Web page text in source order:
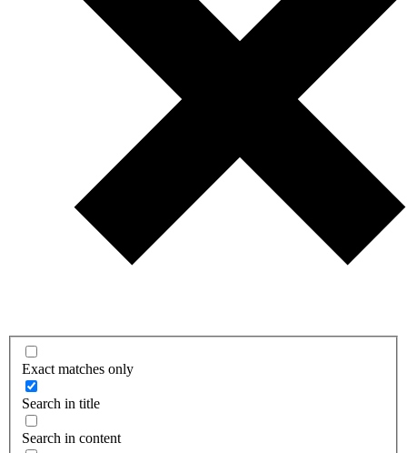
Exact matches only
Search in title
Search in content